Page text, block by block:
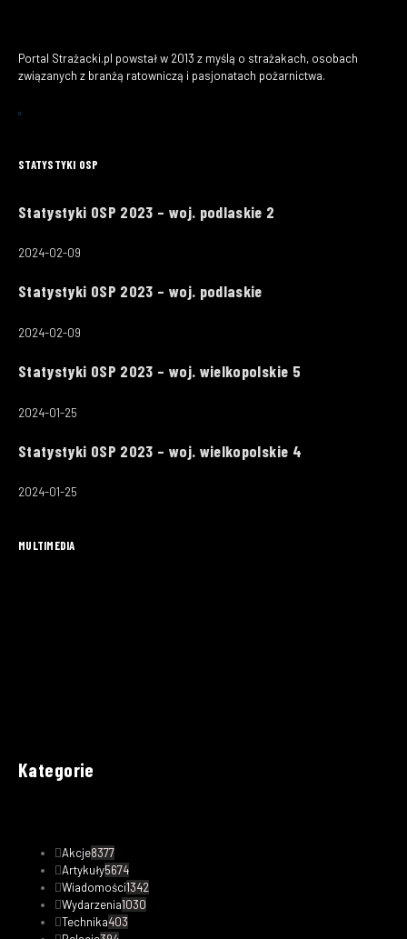
Portal Strażacki.pl powstał w 2013 z myślą o strażakach, osobach
związanych z branżą ratowniczą i pasjonatach pożarnictwa.
STATYSTYKI OSP
Statystyki OSP 2023 – woj. podlaskie 2
2024-02-09
Statystyki OSP 2023 – woj. podlaskie
2024-02-09
Statystyki OSP 2023 – woj. wielkopolskie 5
2024-01-25
Statystyki OSP 2023 – woj. wielkopolskie 4
2024-01-25
MULTIMEDIA
Kategorie
Akcje8377
Artykuły5674
Wiadomości1342
Wydarzenia1030
Technika403